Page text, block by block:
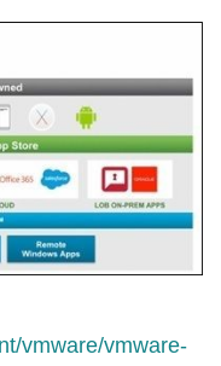
vmware/vmware-